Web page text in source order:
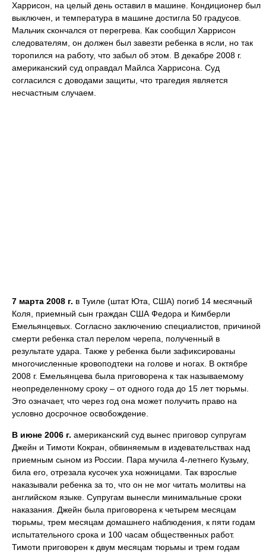
Харрисон, на целый день оставил в машине. Кондиционер был
выключен, и температура в машине достигла 50 градусов.
Мальчик скончался от перегрева. Как сообщил Харрисон
следователям, он должен был завезти ребенка в ясли, но так
торопился на работу, что забыл об этом. В декабре 2008 г.
американский суд оправдал Майлса Харрисона. Суд
согласился с доводами защиты, что трагедия является
несчастным случаем.
7 марта 2008 г. в Туиле (штат Юта, США) погиб 14 месячный
Коля, приемный сын граждан США Федора и Кимберли
Емельянцевых. Согласно заключению специалистов, причиной
смерти ребенка стал перелом черепа, полученный в
результате удара. Также у ребенка были зафиксированы
многочисленные кровоподтеки на голове и ногах. В октябре
2008 г. Емельянцева была приговорена к так называемому
неопределенному сроку – от одного года до 15 лет тюрьмы.
Это означает, что через год она может получить право на
условно досрочное освобождение.
В июне 2006 г. американский суд вынес приговор супругам
Джейн и Тимоти Кокран, обвиняемым в издевательствах над
приемным сыном из России. Пара мучила 4-летнего Кузьму,
била его, отрезала кусочек уха ножницами. Так взрослые
наказывали ребенка за то, что он не мог читать молитвы на
английском языке. Супругам вынесли минимальные сроки
наказания. Джейн была приговорена к четырем месяцам
тюрьмы, трем месяцам домашнего наблюдения, к пяти годам
испытательного срока и 100 часам общественных работ.
Тимоти приговорен к двум месяцам тюрьмы и трем годам